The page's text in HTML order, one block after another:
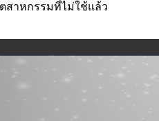
สาหกรรมที่ไม่ใช้แล้ว